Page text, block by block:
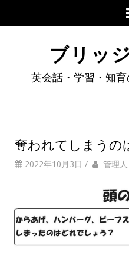
ブリッ
英会話・学習・知
奪われてしまうの
2022年10月3日 / 管理人